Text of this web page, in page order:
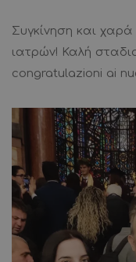
Συγκίνηση και
ιατρών! Καλή
congratulazioni ai